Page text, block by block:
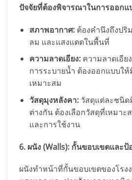
ปัจจัยที่ต้องพิจารณาในการออกแ
สภาพอากาศ:ต้องคำนึงถึงปริ
ลม และแสงแดดในพื้นที่
ความลาดเอียง:ความลาดเอีย
การระบายน้ำ ต้องออกแบบใ
เหมาะสม
วัสดุมุงหลังคา:วัสดุแต่ละชนิ
ต่างกัน ต้องเลือกวัสดุที่เหมา
และการใช้งาน
6. ผนัง (Walls): กั้นขอบเขตและ
ผนังทำหน้าที่กั้นขอบเขตของโรง